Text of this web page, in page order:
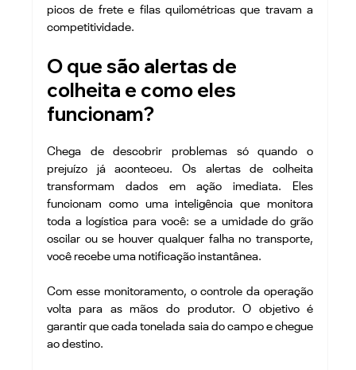
picos de frete e filas quilométricas que travam a
competitividade.
O que são alertas de
colheita e como eles
funcionam?
Chega de descobrir problemas só quando o
prejuízo já aconteceu. Os alertas de colheita
transformam dados em ação imediata. Eles
funcionam como uma inteligência que monitora
toda a logística para você: se a umidade do grão
oscilar ou se houver qualquer falha no transporte,
você recebe uma notificação instantânea.
Com esse monitoramento, o controle da operação
volta para as mãos do produtor. O objetivo é
garantir que cada tonelada saia do campo e chegue
ao destino.